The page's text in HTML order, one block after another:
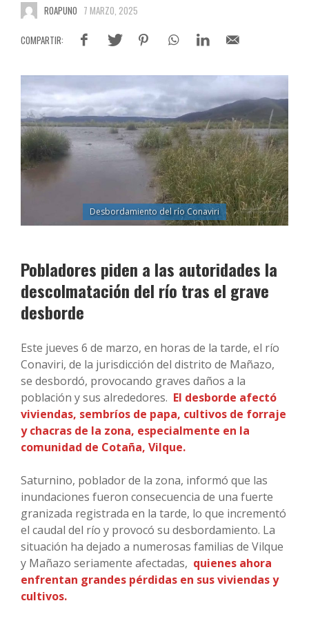
ROAPUNO 7 MARZO, 2025
Desbordamiento del río Conaviri
Pobladores piden a las autoridades la
descolmatación del río tras el grave
desborde
Este jueves 6 de marzo, en horas de la tarde, el río
Conaviri, de la jurisdicción del distrito de Mañazo,
se desbordó, provocando graves daños a la
población y sus alrededores. El desborde afectó
viviendas, sembríos de papa, cultivos de forraje
y chacras de la zona, especialmente en la
comunidad de Cotaña, Vilque.
Saturnino, poblador de la zona, informó que las
inundaciones fueron consecuencia de una fuerte
granizada registrada en la tarde, lo que incrementó
el caudal del río y provocó su desbordamiento. La
situación ha dejado a numerosas familias de Vilque
y Mañazo seriamente afectadas, quienes ahora
enfrentan grandes pérdidas en sus viviendas y
cultivos.